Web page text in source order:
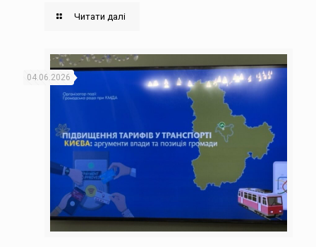
Читати далі
04.06.2026